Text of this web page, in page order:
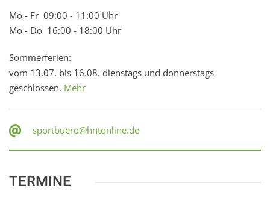
Mo - Fr 09:00 - 11:00 Uhr
Mo - Do 16:00 - 18:00 Uhr
Sommerferien:
vom 13.07. bis 16.08. dienstags und donnerstags
geschlossen. Mehr
sportbuero@hntonline.de
TERMINE